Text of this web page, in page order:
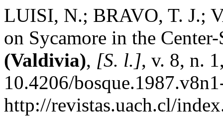
LUISI, N.; BRAVO, T. J.;
on Sycamore in the
(Valdivia), [S. l.], v. 8, n.
10.4206/
http://revistas.uach.cl/